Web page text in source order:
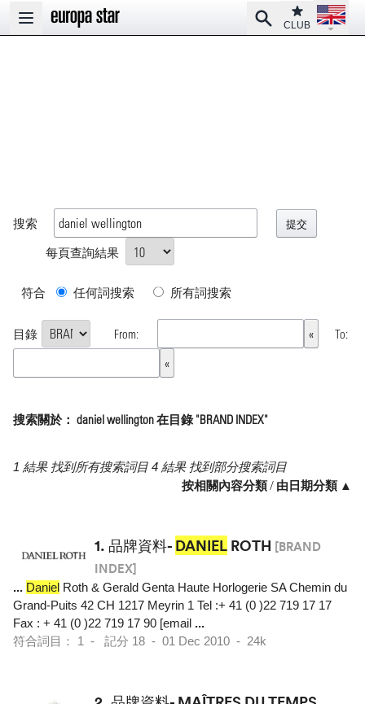
Open main menu
SearchClub
CLUB
Open
搜索
每頁查詢結果
符合 任何詞搜索 所有詞搜索
目錄 From: To:
搜索關於： daniel wellington 在目錄 "BRAND INDEX"
1 結果 找到所有搜索詞目 4 結果 找到部分搜索詞目
按相關內容分類/ 由日期分類 ▲
1. 品牌資料- DANIEL ROTH [BRAND
INDEX]
... Daniel Roth & Gerald Genta Haute Horlogerie SA Chemin du
Grand-Puits 42 CH 1217 Meyrin 1 Tel :+ 41 (0 )22 719 17 17
Fax : + 41 (0 )22 719 17 90 [email ...
符合詞目： 1 - 記分 18 - 01 Dec 2010 - 24k